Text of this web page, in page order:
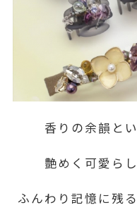
香りの余韻と
艶めく可愛ら
ふんわり記憶に残